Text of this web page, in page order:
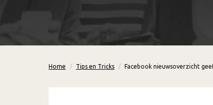
Home Tips en Tricks Facebook nieuwsoverzicht